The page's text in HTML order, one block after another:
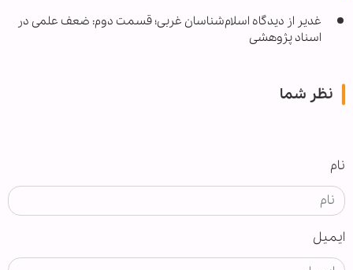
غدیر از دیدگاه اسلام‌شناسان غربی؛ قسمت دوم: ضعف علمی در
اسناد پژوهشی
نظر شما
نام
ایمیل